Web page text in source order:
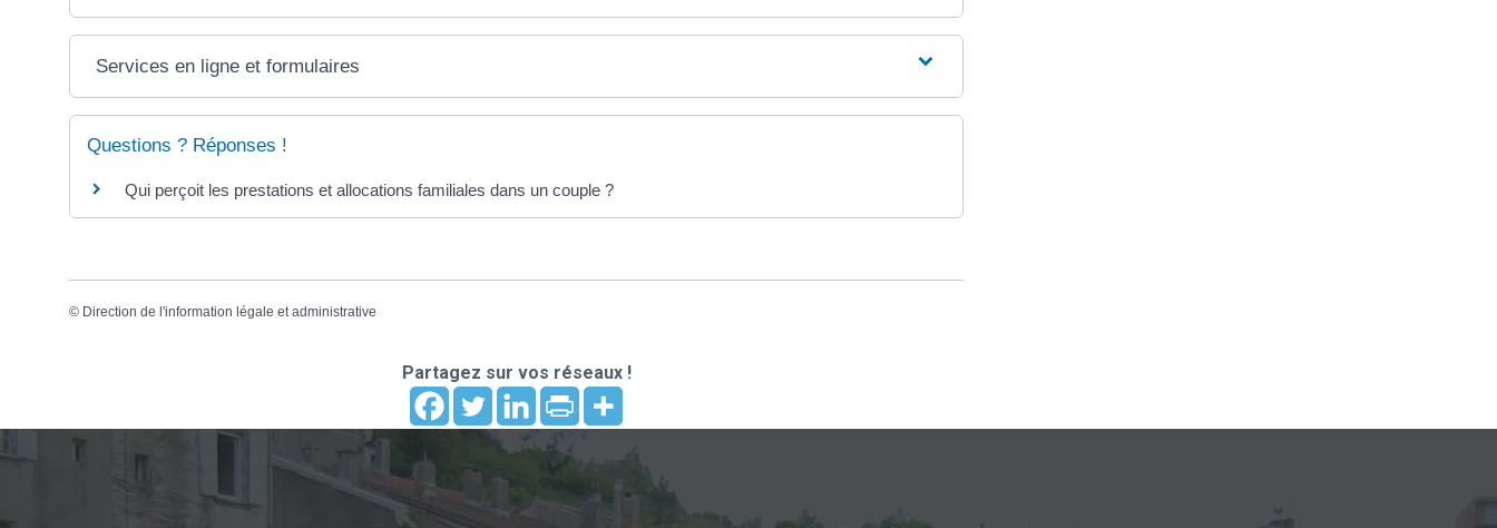
Services en ligne et formulaires
Questions ? Réponses !
Qui perçoit les prestations et allocations familiales dans un couple ?
© Direction de l'information légale et administrative
Partagez sur vos réseaux !